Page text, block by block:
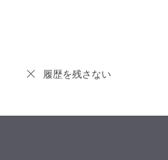
履歴を残さない